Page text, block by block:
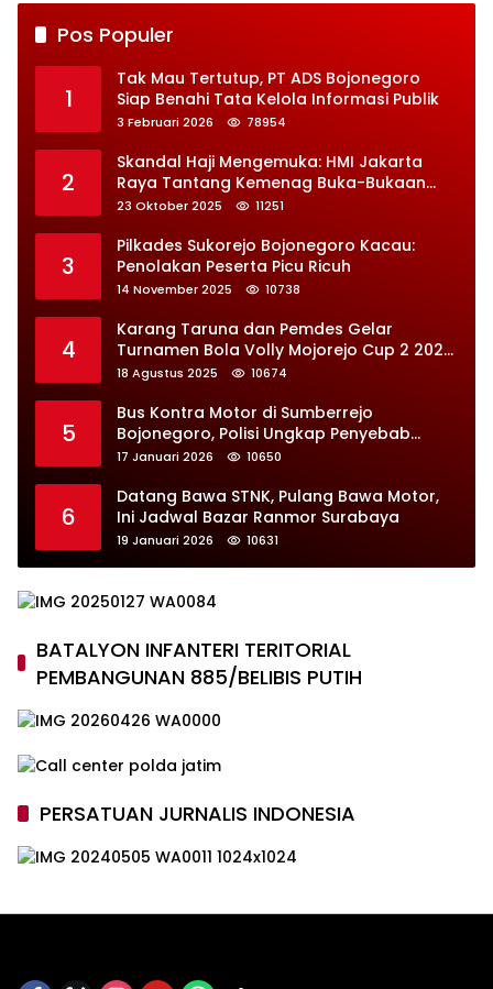
Pos Populer
1
Tak Mau Tertutup, PT ADS Bojonegoro
Siap Benahi Tata Kelola Informasi Publik
3 Februari 2026 78954
2
Skandal Haji Mengemuka: HMI Jakarta
Raya Tantang Kemenag Buka-Bukaan
Soal Kontrak Syarekah Bermasalah
23 Oktober 2025 11251
3
Pilkades Sukorejo Bojonegoro Kacau:
Penolakan Peserta Picu Ricuh
14 November 2025 10738
4
Karang Taruna dan Pemdes Gelar
Turnamen Bola Volly Mojorejo Cup 2 2025,
Diikuti 28 Tim
18 Agustus 2025 10674
5
Bus Kontra Motor di Sumberrejo
Bojonegoro, Polisi Ungkap Penyebab
Kecelakaan
17 Januari 2026 10650
6
Datang Bawa STNK, Pulang Bawa Motor,
Ini Jadwal Bazar Ranmor Surabaya
19 Januari 2026 10631
BATALYON INFANTERI TERITORIAL
PEMBANGUNAN 885/BELIBIS PUTIH
PERSATUAN JURNALIS INDONESIA